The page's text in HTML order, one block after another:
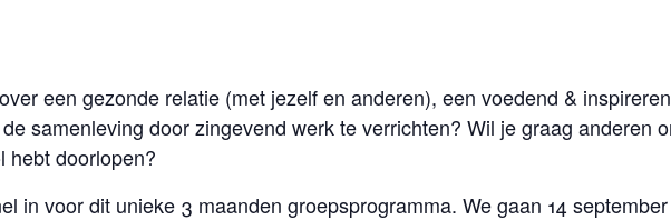
een gezonde relatie (met jezelf en anderen), een voedend &
samenleving door zingevend werk te verrichten? Wil je graag anderen
hebt doorlopen?
in voor dit unieke 3 maanden groepsprogramma. We gaan 14